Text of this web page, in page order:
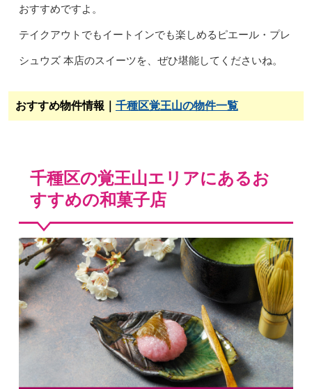
おすすめですよ。
テイクアウトでもイートインでも楽しめるピエール・プレ
シュウズ 本店のスイーツを、ぜひ堪能してくださいね。
おすすめ物件情報｜ 千種区覚王山の物件一覧
千種区の覚王山エリアにあるお
すすめの和菓子店